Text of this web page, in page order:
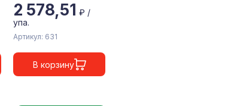
2 578,51 ₽ /
упа.
Артикул: 631
В корзину